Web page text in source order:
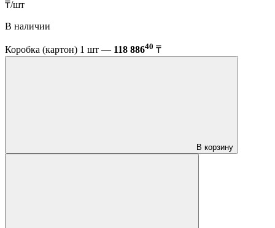
₸/шт
В наличии
Коробка (картон) 1 шт — 118 88640 ₸
В корзину